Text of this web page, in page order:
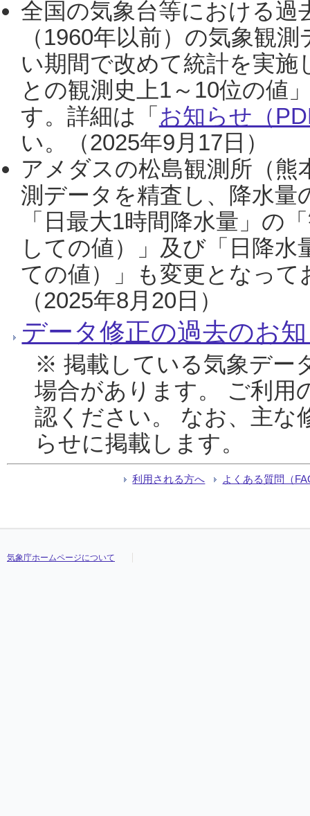
全国の気象台等における過
（1960年以前）の気象観
い期間で改めて統計を実
との観測史上1～10位の値
す。詳細は「 お知らせ（
い。（2025年9月17日）
アメダスの松島観測所（熊
測データを精査し、降水
「日最大1時間降水量」の
しての値）」及び「日降
ての値）」も変更となっ
（2025年8月20日）
データ修正の過去のお
※ 掲載している気象デー
場合があります。 ご利用
認ください。 なお、主な
らせに掲載します。
利用される方へ よくある質問（
気象庁ホームページについて